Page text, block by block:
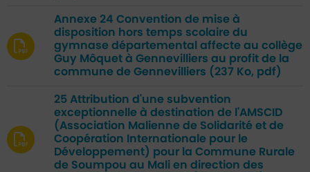
Annexe 24 Convention de mise à
disposition hors temps scolaire du
gymnase départemental affecte au collège
Guy Môquet à Gennevilliers au profit de la
commune de Gennevilliers (237 Ko, pdf)
25 Attribution d'une subvention
exceptionnelle à destination de l'AMSCID
(Association Malienne de Solidarité et de
Coopération Internationale pour le
Développement) pour la Commune Rurale
de Soumpou au Mali en direction des